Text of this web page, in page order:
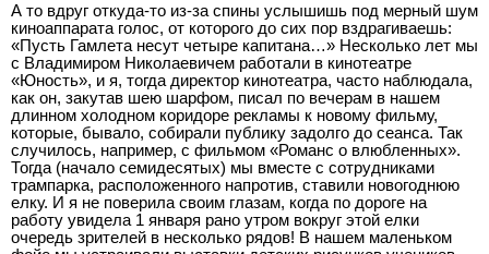
А то вдруг откуда-­то из­-за спины услышишь под мерный шум
киноаппарата голос, от которого до сих пор вздрагиваешь:
«Пусть Гамлета несут четыре капитана…» Несколько лет мы
с Владимиром Николаевичем работали в кинотеатре
«Юность», и я, тогда директор кинотеатра, часто наблюдала,
как он, закутав шею шарфом, писал по вечерам в нашем
длинном холодном коридоре рекламы к новому фильму,
которые, бывало, собирали публику задолго до сеанса. Так
случилось, например, с фильмом «Романс о влюбленных».
Тогда (начало семидесятых) мы вместе с сотрудниками
трампарка, расположенного напротив, ставили новогоднюю
елку. И я не поверила своим глазам, когда по дороге на
работу увидела 1 января рано утром вокруг этой елки
очередь зрителей в несколько рядов! В нашем маленьком